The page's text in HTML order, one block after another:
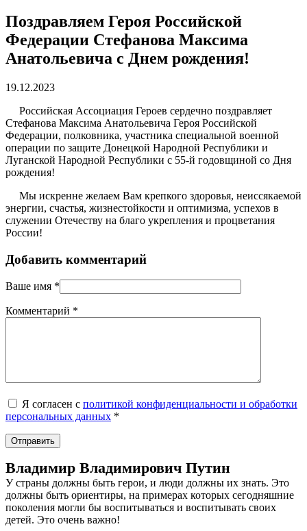
Поздравляем Героя Российской
Федерации Стефанова Максима
Анатольевича с Днем рождения!
19.12.2023
Российская Ассоциация Героев сердечно поздравляет
Стефанова Максима Анатольевича Героя Российской
Федерации, полковника, участника специальной военной
операции по защите Донецкой Народной Республики и
Луганской Народной Республики с 55-й годовщиной со Дня
рождения!
Мы искренне желаем Вам крепкого здоровья, неиссякаемой
энергии, счастья, жизнестойкости и оптимизма, успехов в
служении Отечеству на благо укрепления и процветания
России!
Добавить комментарий
Ваше имя *
Комментарий *
Я согласен с политикой конфиденциальности и обработки
персональных данных *
Владимир Владимирович Путин
У страны должны быть герои, и люди должны их знать. Это
должны быть ориентиры, на примерах которых сегодняшние
поколения могли бы воспитываться и воспитывать своих
детей. Это очень важно!